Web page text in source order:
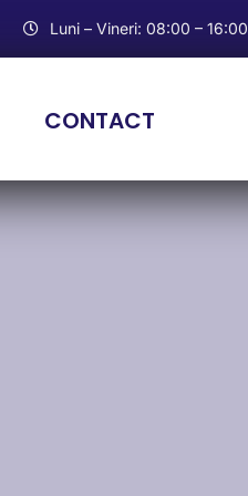
Luni – Vineri: 08:00 – 16:00
CONTACT